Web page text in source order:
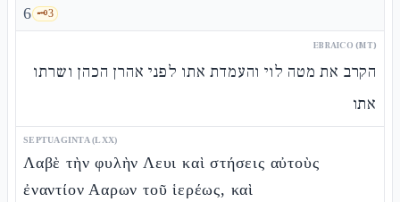
6 🗝️3
EBRAICO (MT)
הקרב את מטה לוי והעמדת אתו לפני אהרן הכהן ושרתו
אתו
SEPTUAGINTA (LXX)
Λαβὲ τὴν φυλὴν Λευι καὶ στήσεις αὐτοὺς
ἐναντίον Ααρων τοῦ ἱερέως, καὶ